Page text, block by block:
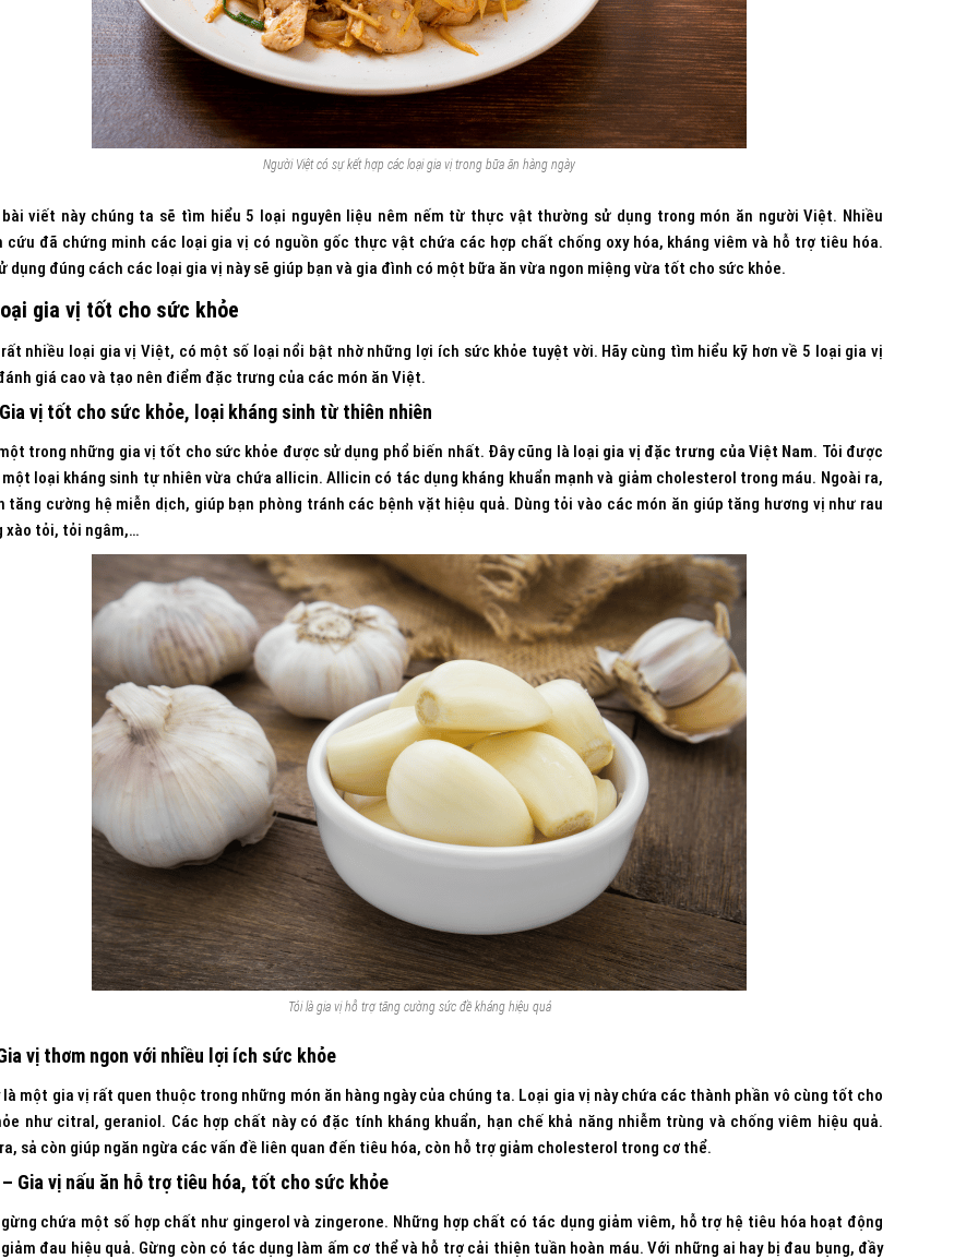
Người Việt có sự kết hợp các loại gia vị trong bữa ăn hàng ngày
bài viết này chúng ta sẽ tìm hiểu 5 loại nguyên liệu nêm nếm từ thực vật thường sử dụng trong món ăn người Việt. Nhiều
cứu đã chứng minh các loại gia vị có nguồn gốc thực vật chứa các hợp chất chống oxy hóa, kháng viêm và hỗ trợ tiêu hóa.
dụng đúng cách các loại gia vị này sẽ giúp bạn và gia đình có một bữa ăn vừa ngon miệng vừa tốt cho sức khỏe.
gia vị tốt cho sức khỏe
nhiều loại gia vị Việt, có một số loại nổi bật nhờ những lợi ích sức khỏe tuyệt vời. Hãy cùng tìm hiểu kỹ hơn về 5 loại gia vị
giá cao và tạo nên điểm đặc trưng của các món ăn Việt.
vị tốt cho sức khỏe, loại kháng sinh từ thiên nhiên
trong những gia vị tốt cho sức khỏe được sử dụng phổ biến nhất. Đây cũng là loại gia vị đặc trưng của Việt Nam. Tỏi được
loại kháng sinh tự nhiên vừa chứa allicin. Allicin có tác dụng kháng khuẩn mạnh và giảm cholesterol trong máu. Ngoài ra,
tăng cường hệ miễn dịch, giúp bạn phòng tránh các bệnh vặt hiệu quả. Dùng tỏi vào các món ăn giúp tăng hương vị như rau
xào tỏi, tỏi ngâm,…
Tỏi là gia vị hỗ trợ tăng cường sức đề kháng hiệu quả
vị thơm ngon với nhiều lợi ích sức khỏe
là một gia vị rất quen thuộc trong những món ăn hàng ngày của chúng ta. Loại gia vị này chứa các thành phần vô cùng tốt cho
như citral, geraniol. Các hợp chất này có đặc tính kháng khuẩn, hạn chế khả năng nhiễm trùng và chống viêm hiệu quả.
sả còn giúp ngăn ngừa các vấn đề liên quan đến tiêu hóa, còn hỗ trợ giảm cholesterol trong cơ thể.
– Gia vị nấu ăn hỗ trợ tiêu hóa, tốt cho sức khỏe
chứa một số hợp chất như gingerol và zingerone. Những hợp chất có tác dụng giảm viêm, hỗ trợ hệ tiêu hóa hoạt động
đau hiệu quả. Gừng còn có tác dụng làm ấm cơ thể và hỗ trợ cải thiện tuần hoàn máu. Với những ai hay bị đau bụng, đầy